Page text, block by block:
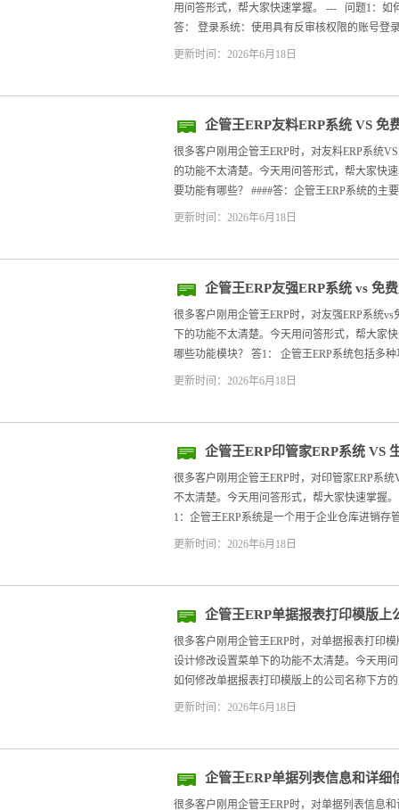
用问答形式，帮大家快速掌握。 --- 问题1：如
答： 登录系统：使用具有反审核权限的账号登
更新时间：2026年6月18日
企管王ERP友料ERP系统 VS 免
很多客户刚用企管王ERP时，对友料ERP系统
的功能不太清楚。今天用问答形式，帮大家快
要功能有哪些？ ####答：企管王ERP系统的主
更新时间：2026年6月18日
企管王ERP友强ERP系统 vs 免
很多客户刚用企管王ERP时，对友强ERP系统
下的功能不太清楚。今天用问答形式，帮大家
哪些功能模块？ 答1： 企管王ERP系统包括多
更新时间：2026年6月18日
企管王ERP印管家ERP系统 VS
很多客户刚用企管王ERP时，对印管家ERP系
不太清楚。今天用问答形式，帮大家快速掌握
1：企管王ERP系统是一个用于企业仓库进销存
更新时间：2026年6月18日
企管王ERP单据报表打印模版上
整设计修改设置
很多客户刚用企管王ERP时，对单据报表打印
设计修改设置菜单下的功能不太清楚。今天用
如何修改单据报表打印模版上的公司名称下方
更新时间：2026年6月18日
企管王ERP单据列表信息和详细
很多客户刚用企管王ERP时，对单据列表信息